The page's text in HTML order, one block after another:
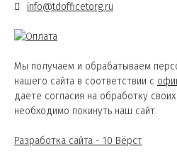
info@tdofficetorg.ru
Мы получаем и обрабатываем
нашего сайта в соответствии с
даете согласия на обработку
необходимо покинуть наш сайт.
Разработка сайта - 10 Вёрст